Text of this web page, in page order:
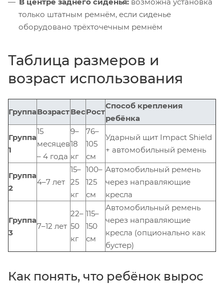
только штатным ремнём, если сиденье
оборудовано трёхточечным ремнём
Таблица размеров и
возраст использования
ГруппаВозрастВесРост
Способ крепления
ребёнка
Группа
1
15
месяцев
– 4 года
9–
18
кг
76–
105
см
Ударный щит Impact Shield
+ автомобильный ремень
Группа
2
4–7 лет
15–
25
кг
100–
125
см
Автомобильный ремень
через направляющие
кресла
Группа
3
7–12 лет
22–
50
кг
115–
150
см
Автомобильный ремень
через направляющие
кресла (опционально как
бустер)
Как понять, что ребёнок вырос